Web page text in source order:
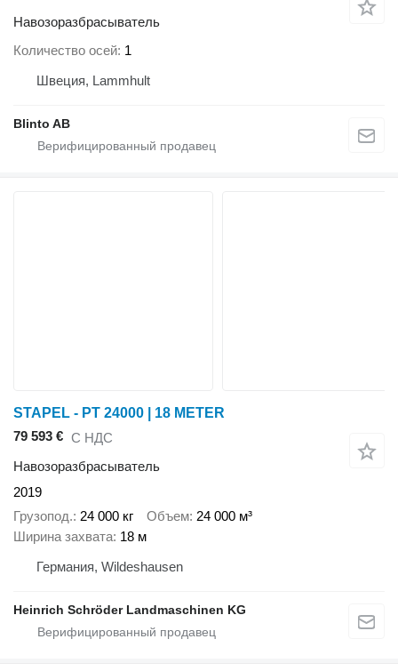
Навозоразбрасыватель
Количество осей 1
Швеция, Lammhult
Blinto AB
STAPEL - PT 24000 | 18 METER
79 593 € С НДС
Навозоразбрасыватель
2019
Грузопод. 24 000 кг Объем 24 000 м³
Ширина захвата 18 м
Германия, Wildeshausen
Heinrich Schröder Landmaschinen KG